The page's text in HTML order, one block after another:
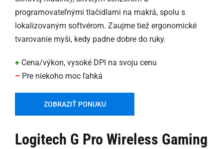
programovateľnými tlačidlami na makrá, spolu s
lokalizovaným softvérom. Zaujme tiež ergonomické
tvarovanie myši, kedy padne dobre do ruky.
+ Cena/výkon, vysoké DPI na svoju cenu
– Pre niekoho moc ľahká
ZOBRAZIŤ PONUKU
Logitech G Pro Wireless Gaming